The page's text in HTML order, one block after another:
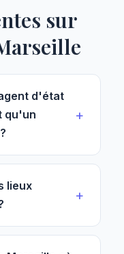
sur
d'état
qu'un
lieux